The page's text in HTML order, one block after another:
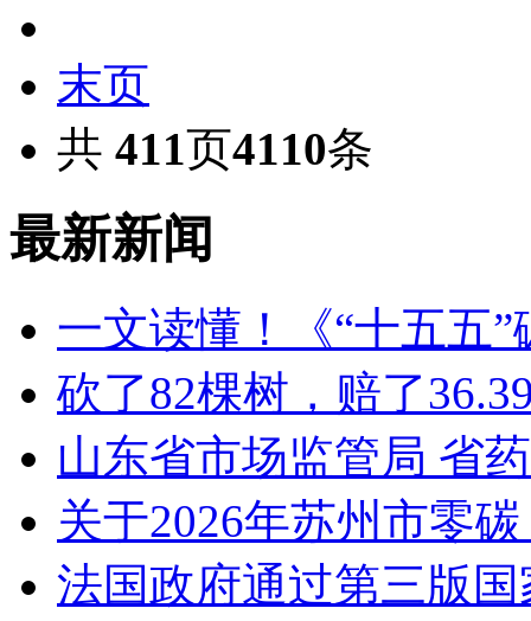
末页
共 411页4110条
最新新闻
一文读懂！《“十五五
砍了82棵树，赔了
山东省市场监管局 省
关于2026年苏州市零
法国政府通过第三版